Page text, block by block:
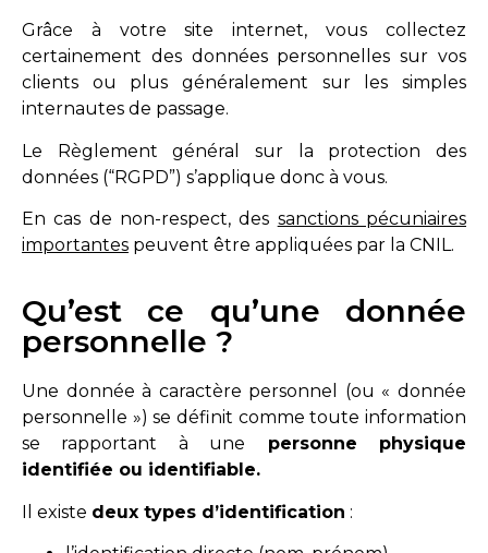
Grâce à votre site internet, vous collectez
certainement des données personnelles sur vos
clients ou plus généralement sur les simples
internautes de passage.
Le Règlement général sur la protection des
données (“RGPD”) s’applique donc à vous.
En cas de non-respect, des sanctions pécuniaires
importantes peuvent être appliquées par la CNIL.
Qu’est ce qu’une donnée
personnelle ?
Une donnée à caractère personnel (ou « donnée
personnelle ») se définit comme toute information
se rapportant à une personne physique
identifiée ou identifiable.
Il existe deux types d’identification :